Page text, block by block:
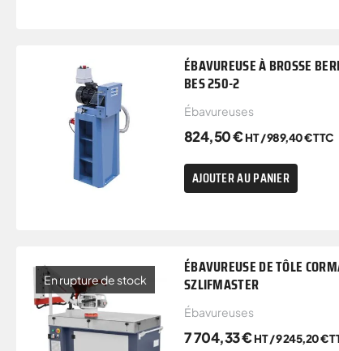
ÉBAVUREUSE À BROSSE
BES 250-2
Ébavureuses
824,50€HT /989,40€TTC
AJOUTER AU PANIER
En rupture de stock
ÉBAVUREUSE DE TÔLE
SZLIFMASTER
Ébavureuses
7 704,33€HT /9 245,20€